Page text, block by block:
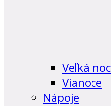
Veľká noc
Vianoce
Nápoje